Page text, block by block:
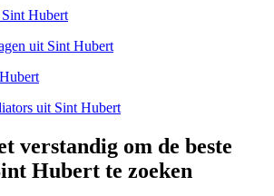
Hubert
uit Sint Hubert
uit Sint Hubert
verstandig om de beste
Hubert te zoeken